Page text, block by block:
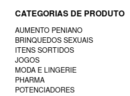
CATEGORIAS DE PRODUTO
AUMENTO PENIANO
BRINQUEDOS SEXUAIS
ITENS SORTIDOS
JOGOS
MODA E LINGERIE
PHARMA
POTENCIADORES